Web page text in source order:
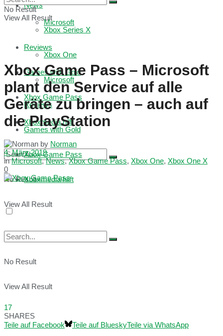
Microsoft
Reviews
Games with Gold
Xbox Game Pass
Xboxmedia hilft
No Result
View All Result
News
Xbox Series X
Xbox One
Microsoft
Reviews
Games with Gold
Xbox Game Pass
Xboxmedia hilft
No Result
View All Result
No Result
View All Result
Xbox Game Pass – Microsoft
plant den Service auf alle
Geräte zu bringen – auch auf
die PlayStation
by Norman
4. März 2019
in Microsoft,News,Xbox Game Pass, Xbox One, Xbox One X
0
17
SHARES
Teile auf Facebook
Teile auf BlueskyTeile via WhatsApp